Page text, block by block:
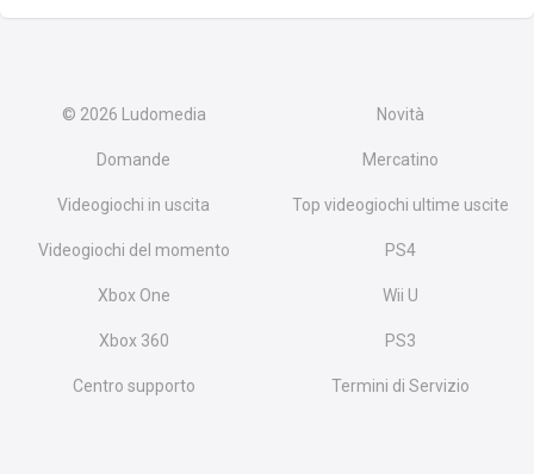
© 2026 Ludomedia Novità
Domande Mercatino
Videogiochi in uscita Top videogiochi ultime uscite
Videogiochi del momento PS4
Xbox One Wii U
Xbox 360 PS3
Centro supporto Termini di Servizio